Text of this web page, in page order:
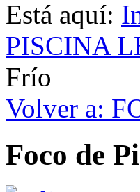
Está aquí:
PISCINA
Frío
Volver a:
Foco de